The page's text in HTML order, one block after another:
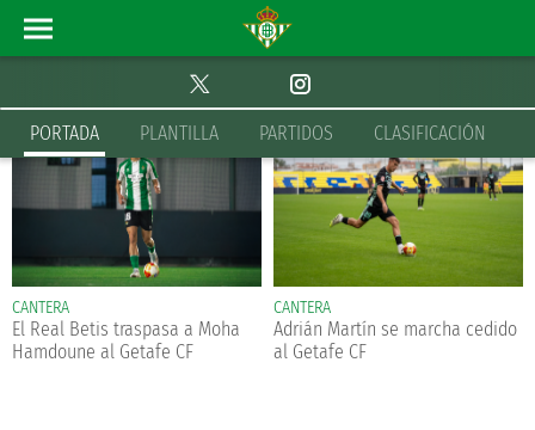
PORTADA PLANTILLA PARTIDOS CLASIFICACIÓN
BETIS DEPORTIVO
CANTERA
El Real Betis traspasa a Moha
Hamdoune al Getafe CF
CANTERA
Adrián Martín se marcha cedido
al Getafe CF